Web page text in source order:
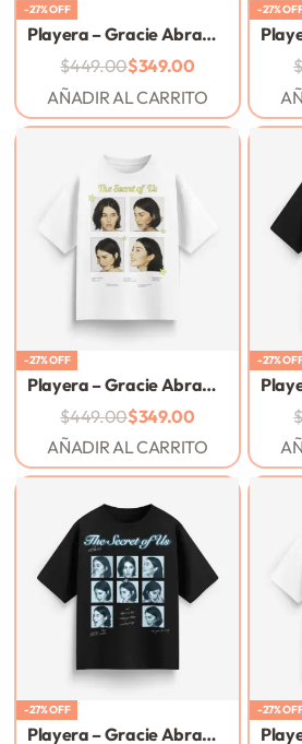
-27% OFF
Playera – Gracie Abrams – México 2025
$449.00$349.00
AÑADIR AL CARRITO
-27%
$
-27% OFF
Playera – Gracie Abrams – The Secret Of Us – Tour 2025 – Blanco
$449.00$349.00
AÑADIR AL CARRITO
-27%
$
-27% OFF
Playera – Gracie Abrams – The Secret Of Us – Tour 2025
-27%